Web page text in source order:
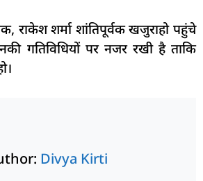
राकेश शर्मा शांतिपूर्वक खजुराहो पहुंचे
गतिविधियों पर नजर रखी है ताकि
Divya Kirti